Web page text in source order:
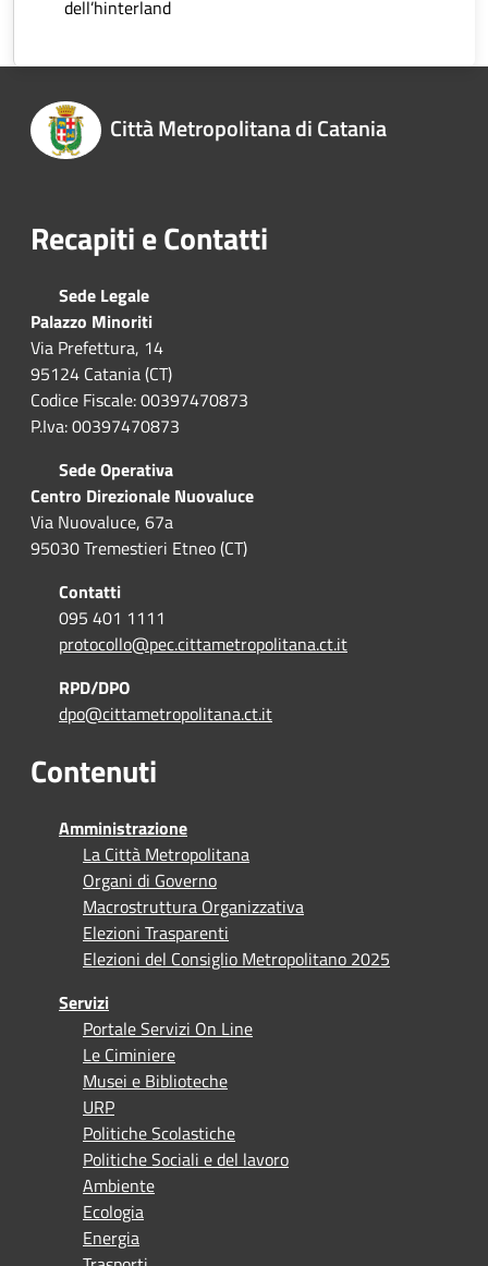
dell’hinterland
Città Metropolitana di Catania
Recapiti e Contatti
Sede Legale
Palazzo Minoriti
Via Prefettura, 14
95124 Catania (CT)
Codice Fiscale: 00397470873
P.Iva: 00397470873
Sede Operativa
Centro Direzionale Nuovaluce
Via Nuovaluce, 67a
95030 Tremestieri Etneo (CT)
Contatti
095 401 1111
protocollo@pec.cittametropolitana.ct.it
RPD/DPO
dpo@cittametropolitana.ct.it
Contenuti
Amministrazione
La Città Metropolitana
Organi di Governo
Macrostruttura Organizzativa
Elezioni Trasparenti
Elezioni del Consiglio Metropolitano 2025
Servizi
Portale Servizi On Line
Le Ciminiere
Musei e Biblioteche
URP
Politiche Scolastiche
Politiche Sociali e del lavoro
Ambiente
Ecologia
Energia